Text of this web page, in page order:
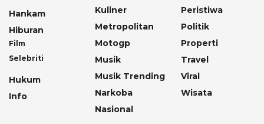
Hankam
Hiburan
Film
Selebriti
Hukum
Info
Kuliner
Metropolitan
Motogp
Musik
Musik Trending
Narkoba
Nasional
Peristiwa
Politik
Properti
Travel
Viral
Wisata